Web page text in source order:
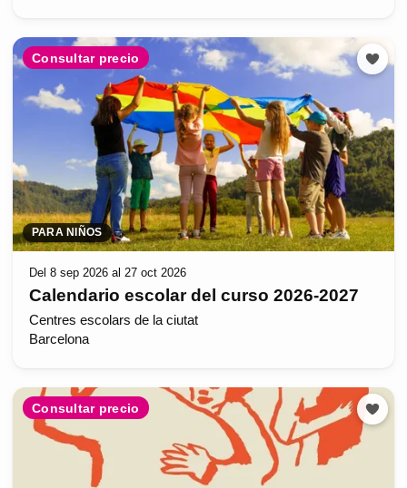
Consultar precio
PARA NIÑOS
Del 8 sep 2026 al 27 oct 2026
Calendario escolar del curso 2026-2027
Centres escolars de la ciutat
Barcelona
Consultar precio